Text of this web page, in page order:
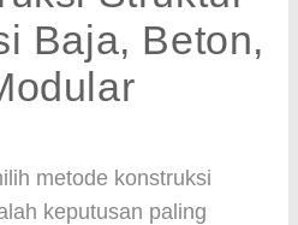
Baja, Beton,
metode konstruksi
keputusan paling